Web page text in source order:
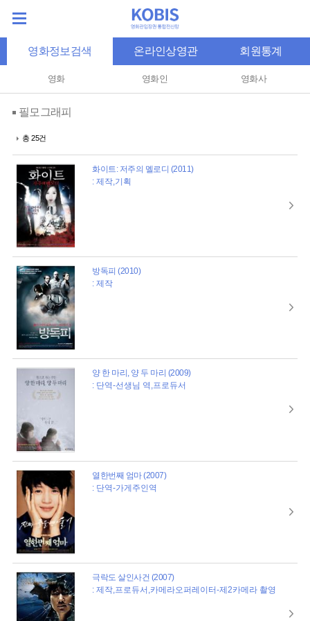
영화정보검색 온라인상영관 회원통계
영화 영화인 영화사
필모그래피
총 25건
화이트: 저주의 멜로디 (2011)
: 제작,기획
방독피 (2010)
: 제작
양 한 마리, 양 두 마리 (2009)
: 단역-선생님 역,프로듀서
열한번째 엄마 (2007)
: 단역-가게주인역
극락도 살인사건 (2007)
: 제작,프로듀서,카메라오퍼레이터-제2카메라 촬영